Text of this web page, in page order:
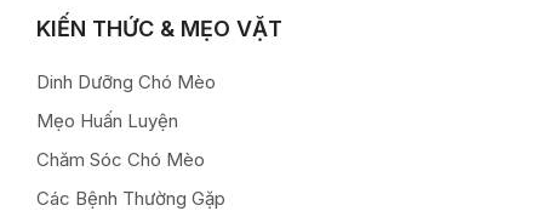
KIẾN THỨC & MẸO VẶT
Dinh Dưỡng Chó Mèo
Mẹo Huấn Luyện
Chăm Sóc Chó Mèo
Các Bệnh Thường Gặp